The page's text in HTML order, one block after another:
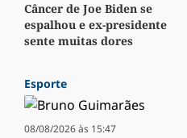
Câncer de Joe Biden se
espalhou e ex-presidente
sente muitas dores
Esporte
08/08/2026 às 15:47